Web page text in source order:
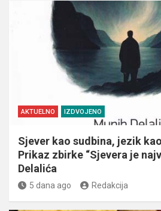
AKTUELNO IZDVOJENO
Sjever kao sudbina, jezik
Prikaz zbirke “Sjevera je
Delalića
5 dana ago Redakcija